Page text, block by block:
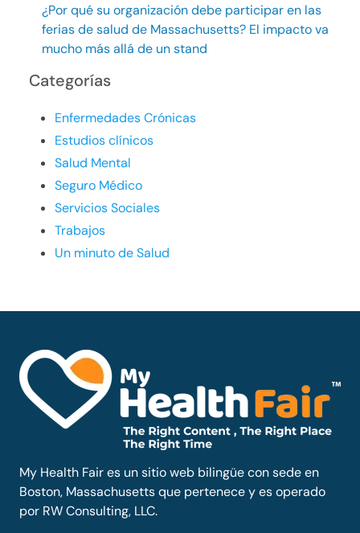
¿Por qué su organización debe participar en las
ferias de salud de Massachusetts? El impacto va
mucho más allá de un stand
Categorías
Enfermedades Crónicas
Estudios clínicos
Salud Mental
Seguro Médico
Servicios Sociales
Trabajos
Un minuto de Salud
My Health Fair es un sitio web bilingüe con sede en
Boston, Massachusetts que pertenece y es operado
por RW Consulting, LLC.